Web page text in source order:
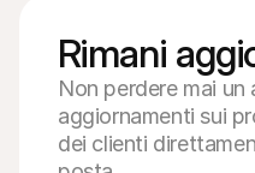
Rimani
Non perdere mai
aggiornamenti sui
dei clienti